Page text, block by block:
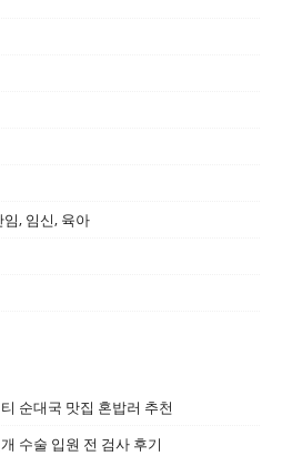
, 임신, 육아
순대국 맛집 혼밥러 추천
수술 입원 전 검사 후기